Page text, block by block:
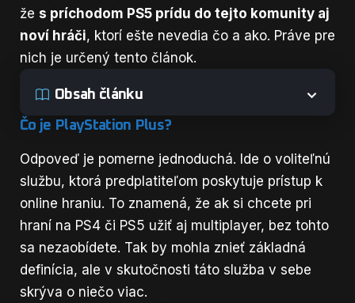
že s príchodom PS5 prídu do tejto komunity aj
noví hráči, ktorí ešte nevedia čo a ako. Práve pre
nich je určený tento článok.
Obsah článku
Čo je PlayStation Plus?
Odpoveď je pomerne jednoduchá. Ide o voliteľnú
službu, ktorá predplatiteľom poskytuje prístup k
online hraniu. To znamená, že ak si chcete pri
hraní na PS4 či PS5 užiť aj multiplayer, bez tohto
sa nezaobídete. Tak by mohla znieť základná
definícia, ale v skutočnosti táto služba v sebe
skrýva o niečo viac.